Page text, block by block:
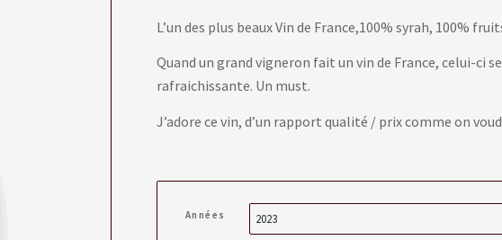
L’un des plus beaux Vin de France,100% syrah, 100%
Quand un grand vigneron fait un vin de France, celui-ci
rafraichissante. Un must.
J’adore ce vin, d’un rapport qualité / prix comme on
Années